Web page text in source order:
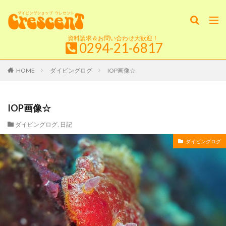
資料請求＆お問い合わせ大歓迎！
0294-21-6817
HOME ダイビングログ IOP画像☆
IOP画像☆
ダイビングログ, 日記
ダイビングログ